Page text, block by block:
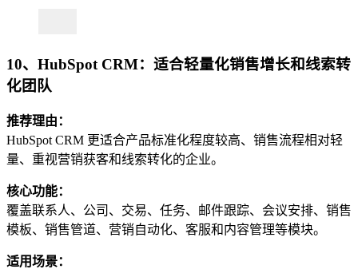
10、HubSpot CRM：适合轻量化销售增长和线索转
化团队
推荐理由：
HubSpot CRM 更适合产品标准化程度较高、销售流程相对轻
量、重视营销获客和线索转化的企业。
核心功能：
覆盖联系人、公司、交易、任务、邮件跟踪、会议安排、销售
模板、销售管道、营销自动化、客服和内容管理等模块。
适用场景：